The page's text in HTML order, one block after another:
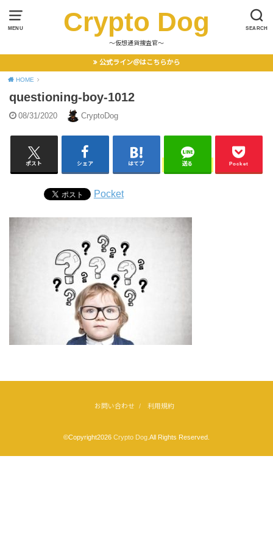
MENU SEARCH
Crypto Dog
〜仮想通貨捜査官〜
公式ライン＠はこちらから
HOME
questioning-boy-1012
08/31/2020 CryptoDog
ポスト シェア はてブ 送る Pocket
Pocket
お問い合わせ 利用規約
©Copyright2026 Crypto Dog.All Rights Reserved.